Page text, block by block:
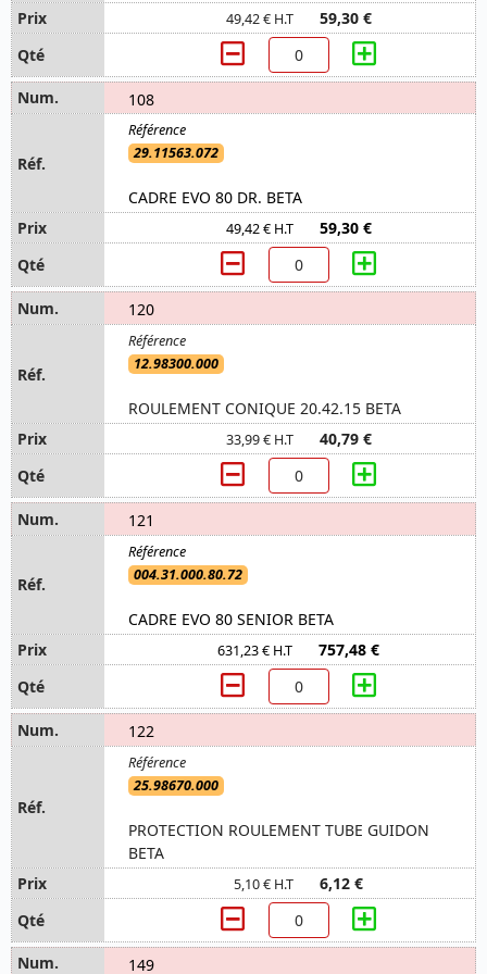
49,42 € H.T 59,30 €
108
29.11563.072
CADRE EVO 80 DR. BETA
49,42 € H.T 59,30 €
120
12.98300.000
ROULEMENT CONIQUE 20.42.15 BETA
33,99 € H.T 40,79 €
121
004.31.000.80.72
CADRE EVO 80 SENIOR BETA
631,23 € H.T 757,48 €
122
25.98670.000
PROTECTION ROULEMENT TUBE GUIDON
BETA
5,10 € H.T 6,12 €
149